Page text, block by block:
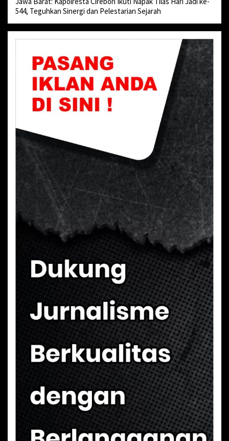
544, Teguhkan Sinergi dan Pelestarian Sejarah